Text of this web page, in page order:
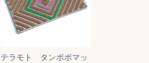
テラモト タンポポマッ